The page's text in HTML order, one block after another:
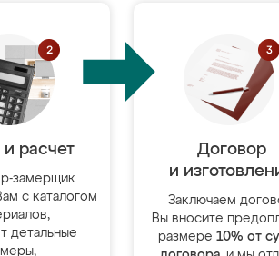
расчет
замерщик
с каталогом
детальные
Договор
и
Заключаем
Вы вносите
размере 10% от